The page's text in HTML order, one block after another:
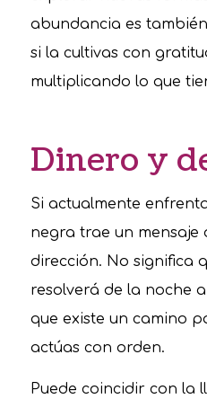
abundancia es
si la cultivas con
multiplicando lo que
Dinero y
Si actualmente
negra trae un mensaje
dirección. No significa
resolverá de la noche
que existe un camino
actúas con orden.
Puede coincidir con la